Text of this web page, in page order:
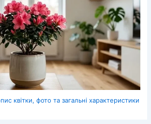
квітки, фото та загальні характеристики